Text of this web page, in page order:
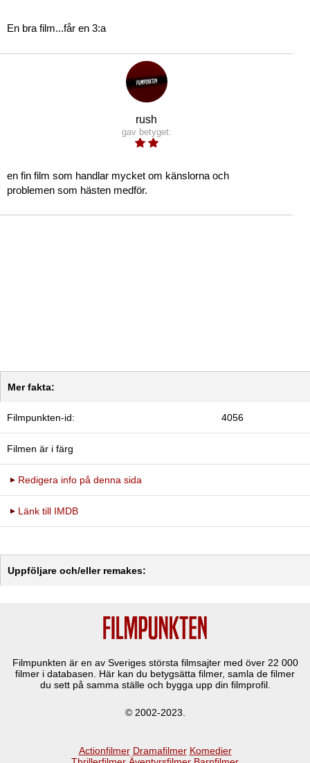
En bra film...får en 3:a
rush
gav betyget:
en fin film som handlar mycket om känslorna och
problemen som hästen medför.
Mer fakta:
Filmpunkten-id: 4056
Filmen är i färg
Redigera info på denna sida
Länk till IMDB
Uppföljare och/eller remakes:
Filmpunkten är en av Sveriges största filmsajter med över 22 000
filmer i databasen. Här kan du betygsätta filmer, samla de filmer
du sett på samma ställe och bygga upp din filmprofil.
© 2002-2023.
Actionfilmer Dramafilmer Komedier